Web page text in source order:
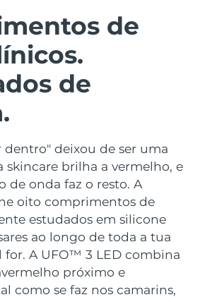
de
de
deixou de ser uma
skincare brilha a vermelho, e
de onda faz o resto. A
oito comprimentos de
estudados em silicone
ao longo de toda a tua
for. A UFO™ 3 LED combina
próximo e
como se faz nos camarins,
Panel
Bestsellers
vermelha
Entrega prevista
Entrega prevista
Entrega prevista
Entrega prevista
Entrega prevista8/12/26
Entrega prevista8/11/26